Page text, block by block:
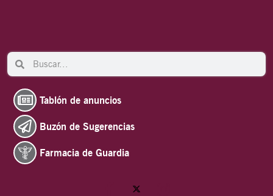
Search Search
Tablón de anuncios
Buzón de Sugerencias
Farmacia de Guardia